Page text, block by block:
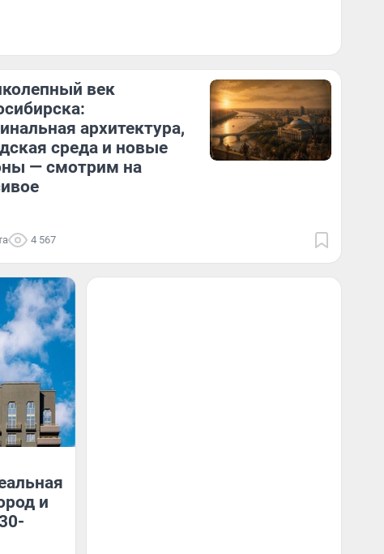
век
архитектура,
среда и новые
— смотрим на
4 567
и